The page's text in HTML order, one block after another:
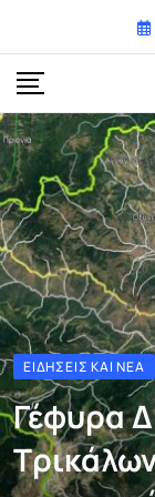
content
ΕΙΔΉΣΕΙΣ ΚΑΙ ΝΈΑ
Γέφυρα